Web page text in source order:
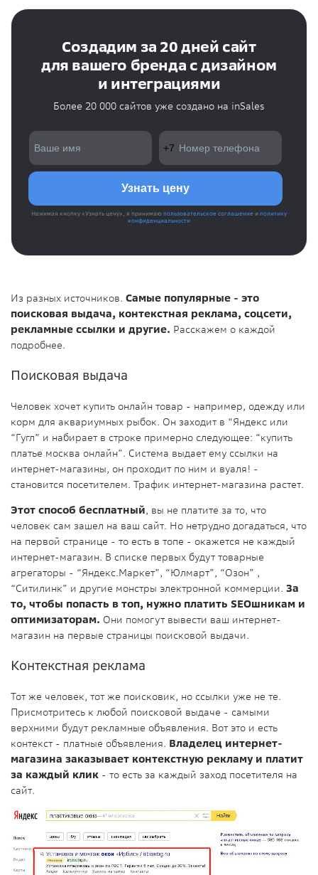
Создадим за 20 дней сайт
для вашего бренда с дизайном
и интеграциями
Более 20 000 сайтов уже создано на inSales
Нажимая кнопку «Узнать цену», я принимаю пользовательское соглашение и политику
конфиденциальности
Из разных источников. Самые популярные - это
поисковая выдача, контекстная реклама, соцсети,
рекламные ссылки и другие. Расскажем о каждой
подробнее.
Поисковая выдача
Человек хочет купить онлайн товар - например, одежду или
корм для аквариумных рыбок. Он заходит в “Яндекс или
“Гугл” и набирает в строке примерно следующее: “купить
платье москва онлайн”. Система выдает ему ссылки на
интернет-магазины, он проходит по ним и вуаля! -
становится посетителем. Трафик интернет-магазина растет.
Этот способ бесплатный, вы не платите за то, что
человек сам зашел на ваш сайт. Но нетрудно догадаться, что
на первой странице - то есть в топе - окажется не каждый
интернет-магазин. В списке первых будут товарные
агрегаторы - “Яндекс.Маркет”, “Юлмарт”, “Озон” ,
“Ситилинк” и другие монстры электронной коммерции. За
то, чтобы попасть в топ, нужно платить SEOшникам и
оптимизаторам. Они помогут вывести ваш интернет-
магазин на первые страницы поисковой выдачи.
Контекстная реклама
Тот же человек, тот же поисковик, но ссылки уже не те.
Присмотритесь к любой поисковой выдаче - самыми
верхними будут рекламные объявления. Вот это и есть
контекст - платные объявления. Владелец интернет-
магазина заказывает контекстную рекламу и платит
за каждый клик - то есть за каждый заход посетителя на
сайт.